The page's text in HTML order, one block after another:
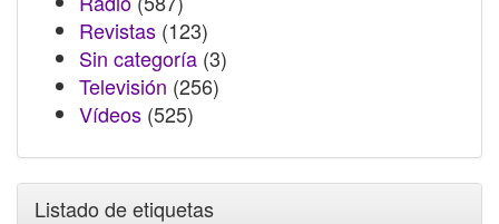
Revistas (123)
Sin categoría (3)
Televisión (256)
Vídeos (525)
Listado de etiquetas